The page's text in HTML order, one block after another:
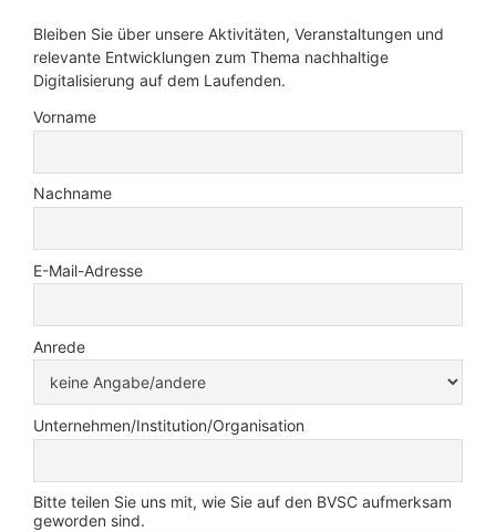
Bleiben Sie über unsere Aktivitäten, Veranstaltungen und
relevante Entwicklungen zum Thema nachhaltige
Digitalisierung auf dem Laufenden.
Vorname
Nachname
E-Mail-Adresse
Anrede
Unternehmen/Institution/Organisation
Bitte teilen Sie uns mit, wie Sie auf den BVSC aufmerksam
geworden sind.